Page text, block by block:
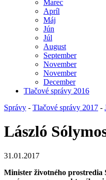
Marec
Apríl
Máj
Jún
Júl
August
September
November
November
December
Tlačové správy 2016
Správy - Tlačové správy 2017 -
László
31.01.2017
Minister životného prostredia